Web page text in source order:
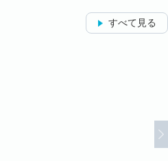
すべて見る